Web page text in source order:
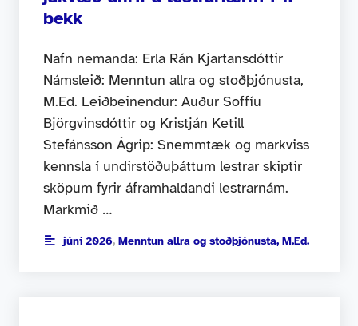
bekk
Nafn nemanda: Erla Rán Kjartansdóttir
Námsleið: Menntun allra og stoðþjónusta,
M.Ed. Leiðbeinendur: Auður Soffíu
Björgvinsdóttir og Kristján Ketill
Stefánsson Ágrip: Snemmtæk og markviss
kennsla í undirstöðuþáttum lestrar skiptir
sköpum fyrir áframhaldandi lestrarnám.
Markmið …
júní 2026, Menntun allra og stoðþjónusta, M.Ed.